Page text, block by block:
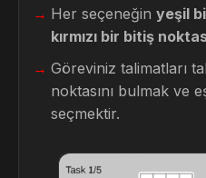
Her seçeneğin yeşil
kırmızı bir bitiş
Göreviniz talimatları
noktasını bulmak ve
seçmektir.